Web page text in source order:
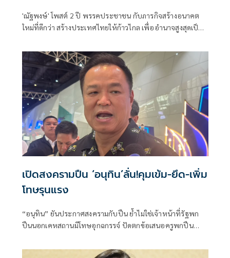
'ณัฐพงษ์' โพสต์ 2 ปี พรรคประชาชน กับภารกิจสร้างอนาคต
ใหม่ที่ดีกว่า สร้างประเทศไทยให้ก้าวไกล เพื่ออำนาจสูงสุดเป็น
เปิดสงครามปืน ‘อนุทิน’ลั่น!คุมเข้ม-ยึด-เพิ่ม
โทษรุนแรง
“อนุทิน” ยันประกาศสงครามกับปืน ย้ำไม่ใช่เจ้าหน้าที่รัฐพก
ปืนนอกเคหสถานมีโทษอุกฉกรรจ์ ปัดตกข้อเสนอครูพกปืน
เจ้าของเป็นผู้ต้องหาร่วม